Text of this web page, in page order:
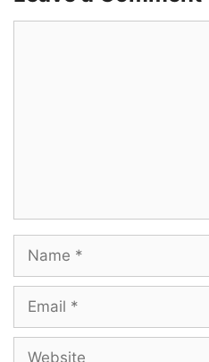
Mudhal mudhal serndha
Lalalaa… mmm…
Wowuhaa… ooo… haaa…
Lalalaa… mmm…
Yeno en manam adhu
Name
Email
Website